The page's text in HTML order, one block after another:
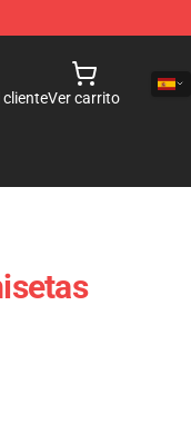
Ver carrito